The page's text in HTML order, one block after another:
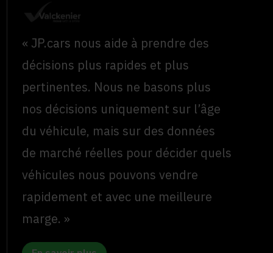
« JP.cars nous aide à prendre des
décisions plus rapides et plus
pertinentes. Nous ne basons plus
nos décisions uniquement sur l’âge
du véhicule, mais sur des données
de marché réelles pour décider quels
véhicules nous pouvons vendre
rapidement et avec une meilleure
marge. »